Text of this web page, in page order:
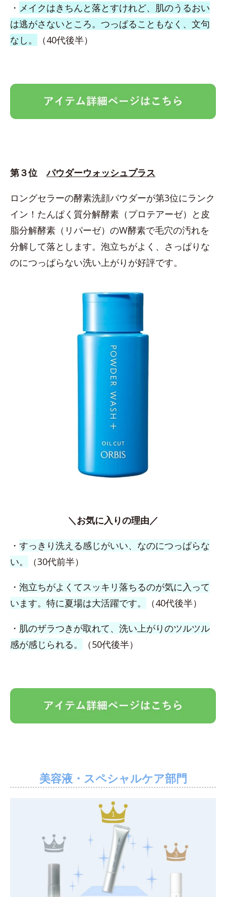
・ メイクはきちんと落とすけれど、肌のうるおい
は逃がさないところ。つっぱることもなく、文句
なし。
（40代後半）
第３位パウダーウォッシュプラス
ロングセラーの酵素洗顔パウダーが第3位にランク
イン！たんぱく質分解酵素（プロテアーゼ）と皮
脂分解酵素（リパーゼ）のW酵素で毛穴の汚れを
分解して落とします。泡立ちがよく、さっぱりな
のにつっぱらない洗い上がりが好評です。
＼お気に入りの理由／
・ すっきり洗える感じがいい、なのにつっぱらな
い。
（30代前半）
・ 泡立ちがよくてスッキリ落ちるのが気に入って
います。特に夏場は大活躍です。
（40代後半）
・ 肌のザラつきが取れて、洗い上がりのツルツル
感が感じられる。
（50代後半）
美容液・スペシャルケア部門